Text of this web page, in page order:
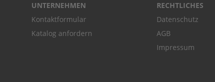
UNTERNEHMEN
Kontaktformular
Katalog anfordern
RECHTLICHES
Datenschutz
AGB
Impressum